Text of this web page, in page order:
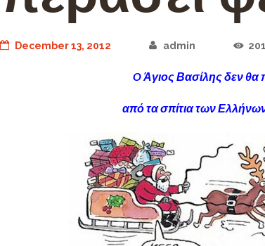
December 13, 2012 admin 201
O Άγιος Βασίλης δεν θα
από τα σπίτια των